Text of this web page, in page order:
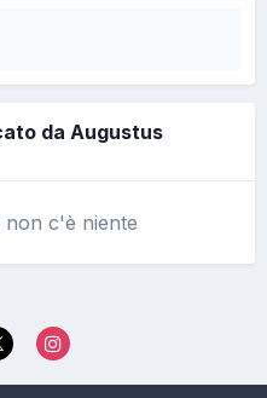
da Augustus
non c'è niente